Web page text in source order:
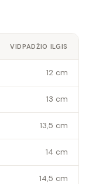
VIDPADŽIO ILGIS
12 cm
13 cm
13,5 cm
14 cm
14,5 cm